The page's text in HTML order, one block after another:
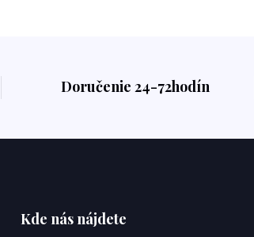
Doručenie 24-72hodín
Kde nás nájdete